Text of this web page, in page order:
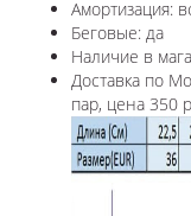
Амортизация:
Беговые: да
Наличие в
Доставка по
пар, цена 350